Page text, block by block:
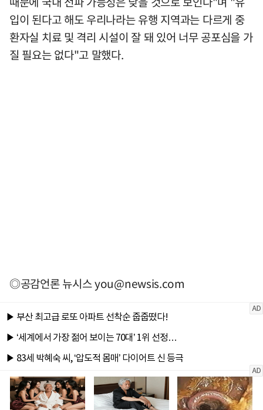
입이 된다고 해도 우리나라는 유행 지역과는 다르게 중
환자실 치료 및 격리 시설이 잘 돼 있어 너무 공포심을 가
질 필요는 없다"고 말했다.
◎공감언론 뉴시스you@newsis.com